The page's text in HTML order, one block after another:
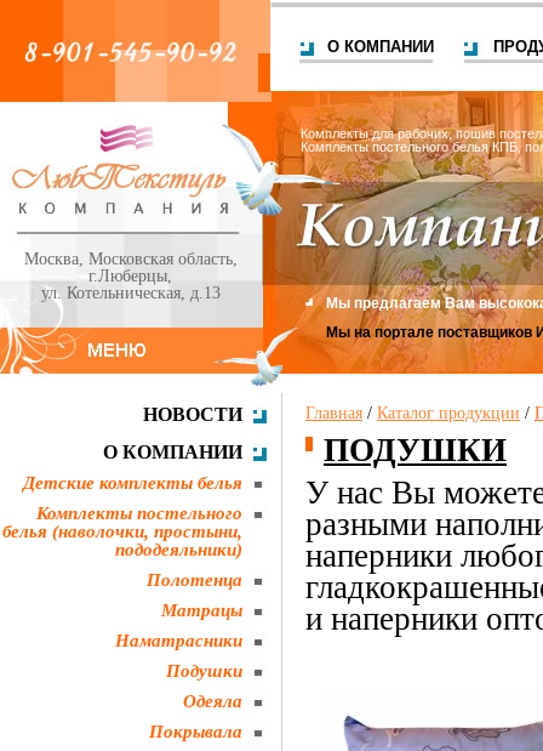
О КОМПАНИИ
Комплекты для рабочих, пошив
Комплекты постельного белья КПБ,
Москва, Московская область,
г.Люберцы,
ул. Котельническая, д.13
Мы предлагаем Вам
Мы на портале поставщиков
НОВОСТИ
О КОМПАНИИ
Детские комплекты белья
Комплекты постельного
белья (наволочки, простыни,
пододеяльники)
Полотенца
Матрацы
Наматрасники
Подушки
Одеяла
Покрывала
Главная / Каталог продукции /
ПОДУШКИ
У нас Вы
разными
наперники
и наперники